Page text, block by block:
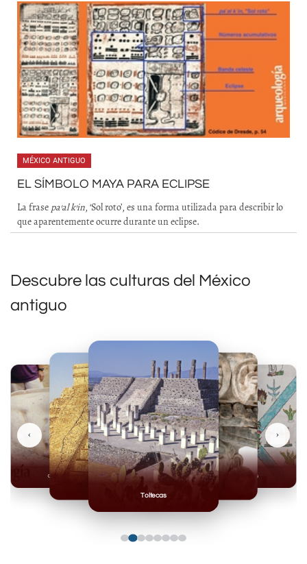
MÉXICO ANTIGUO
EL SÍMBOLO MAYA PARA ECLIPSE
La frase pa’al k’in, ‘Sol roto’, es una forma utilizada para describir lo
que aparentemente ocurre durante un eclipse.
Descubre las culturas del México
antiguo
Toltecas
Mexicas
Olmecas
‹ ›